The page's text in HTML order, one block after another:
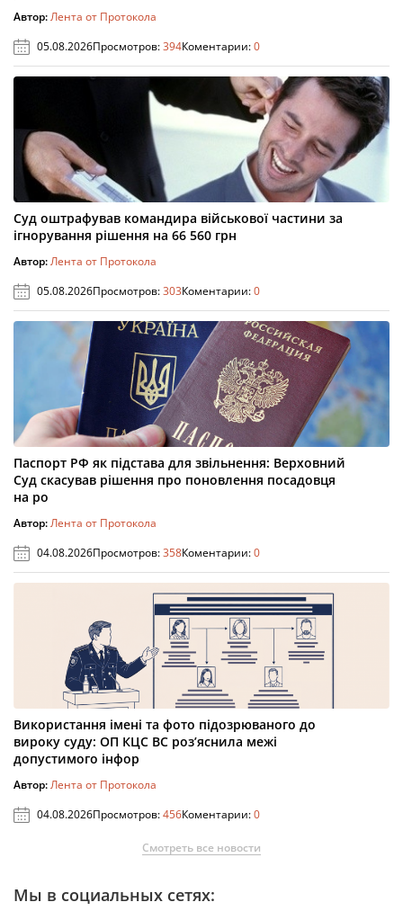
Автор:Лента от Протокола
05.08.2026Просмотров:394Коментарии:0
Суд оштрафував командира військової частини за
ігнорування рішення на 66 560 грн
Автор:Лента от Протокола
05.08.2026Просмотров:303Коментарии:0
Паспорт РФ як підстава для звільнення: Верховний
Суд скасував рішення про поновлення посадовця
на ро
Автор:Лента от Протокола
04.08.2026Просмотров:358Коментарии:0
Використання імені та фото підозрюваного до
вироку суду: ОП КЦС ВС роз’яснила межі
допустимого інфор
Автор:Лента от Протокола
04.08.2026Просмотров:456Коментарии:0
Смотреть все новости
Мы в социальных сетях: